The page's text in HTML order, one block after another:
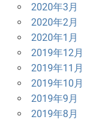
2020年3月
2020年2月
2020年1月
2019年12月
2019年11月
2019年10月
2019年9月
2019年8月